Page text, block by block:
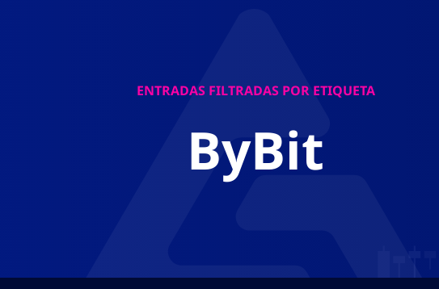
ENTRADAS FILTRADAS POR ETIQUETA
ByBit